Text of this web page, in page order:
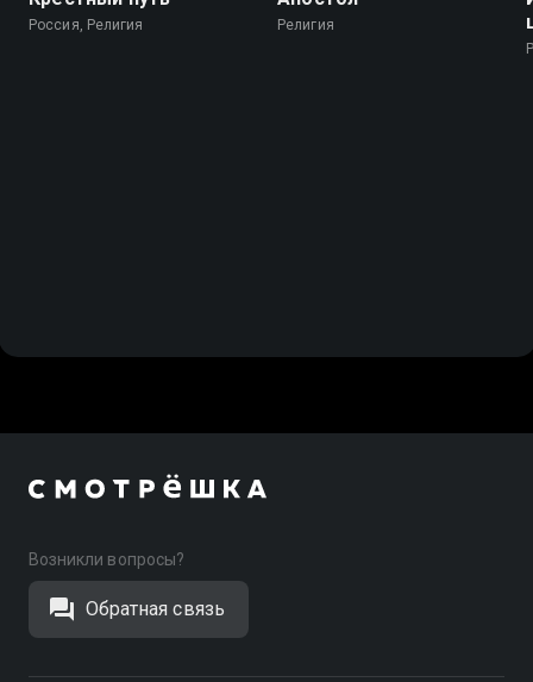
Россия, Религия Религия
Возникли вопросы?
Обратная связь